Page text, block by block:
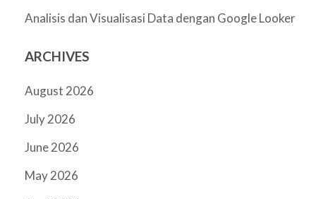
Analisis dan Visualisasi Data dengan Google Looker
ARCHIVES
August 2026
July 2026
June 2026
May 2026